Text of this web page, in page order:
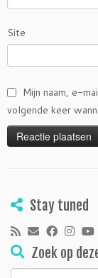
Site
Mijn naam, e-
volgende keer
Stay tuned
Zoek op